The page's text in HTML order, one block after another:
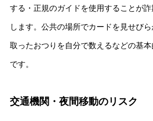
する・正規のガイドを使用することが
します。公共の場所でカードを見せび
取ったおつりを自分で数えるなどの基
です。
交通機関・夜間移動のリスク